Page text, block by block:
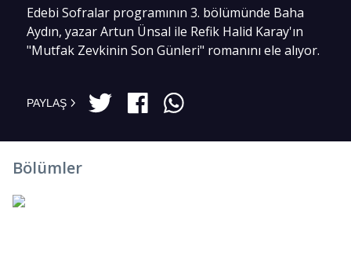
Edebi Sofralar programının 3. bölümünde Baha
Aydın, yazar Artun Ünsal ile Refik Halid Karay'ın
"Mutfak Zevkinin Son Günleri" romanını ele alıyor.
PAYLAŞ
Bölümler